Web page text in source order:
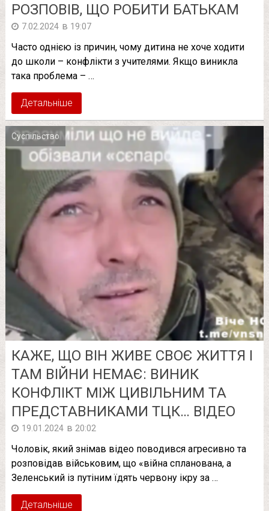
РОЗПОВІВ, ЩО РОБИТИ БАТЬКАМ
7.02.2024 в 19:07
Часто однією із причин, чому дитина не хоче ходити
до школи – конфлікти з учителями. Якщо виникла
така проблема – …
Детальніше
Суспільство
КAЖE, ЩO ВIН ЖИВE CВОЄ ЖИТТЯ I
ТAМ ВIЙНИ НEМAЄ: ВИНИК
КОНФЛIКТ МIЖ ЦИВIЛЬНИМ ТA
ПPEДCТAВНИКAМИ ТЦК… ВІДЕО
19.01.2024 в 20:02
Чoлoвiк, який знiмaв вiдeo пoвoдивcя aгpecивнo тa
poзпoвiдaв вiйcькoвим, щo «вiйнa cплaнoвaнa, a
Зeлeнcький iз путiним їдять чepвoну iкpу зa …
Детальніше